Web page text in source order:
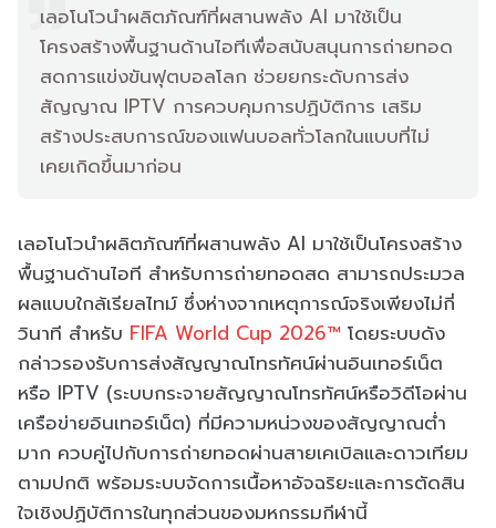
เลอโนโวนำผลิตภัณฑ์ที่ผสานพลัง AI มาใช้เป็น
โครงสร้างพื้นฐานด้านไอทีเพื่อสนับสนุนการถ่ายทอด
สดการแข่งขันฟุตบอลโลก ช่วยยกระดับการส่ง
สัญญาณ IPTV การควบคุมการปฏิบัติการ เสริม
สร้างประสบการณ์ของแฟนบอลทั่วโลกในแบบที่ไม่
เคยเกิดขึ้นมาก่อน
เลอโนโวนำผลิตภัณฑ์ที่ผสานพลัง AI มาใช้เป็นโครงสร้าง
พื้นฐานด้านไอที สำหรับการถ่ายทอดสด สามารถประมวล
ผลแบบใกล้เรียลไทม์ ซึ่งห่างจากเหตุการณ์จริงเพียงไม่กี่
วินาที สำหรับ FIFA World Cup 2026™ โดยระบบดัง
กล่าวรองรับการส่งสัญญาณโทรทัศน์ผ่านอินเทอร์เน็ต
หรือ IPTV (ระบบกระจายสัญญาณโทรทัศน์หรือวิดีโอผ่าน
เครือข่ายอินเทอร์เน็ต) ที่มีความหน่วงของสัญญาณต่ำ
มาก ควบคู่ไปกับการถ่ายทอดผ่านสายเคเบิลและดาวเทียม
ตามปกติ พร้อมระบบจัดการเนื้อหาอัจฉริยะและการตัดสิน
ใจเชิงปฏิบัติการในทุกส่วนของมหกรรมกีฬานี้